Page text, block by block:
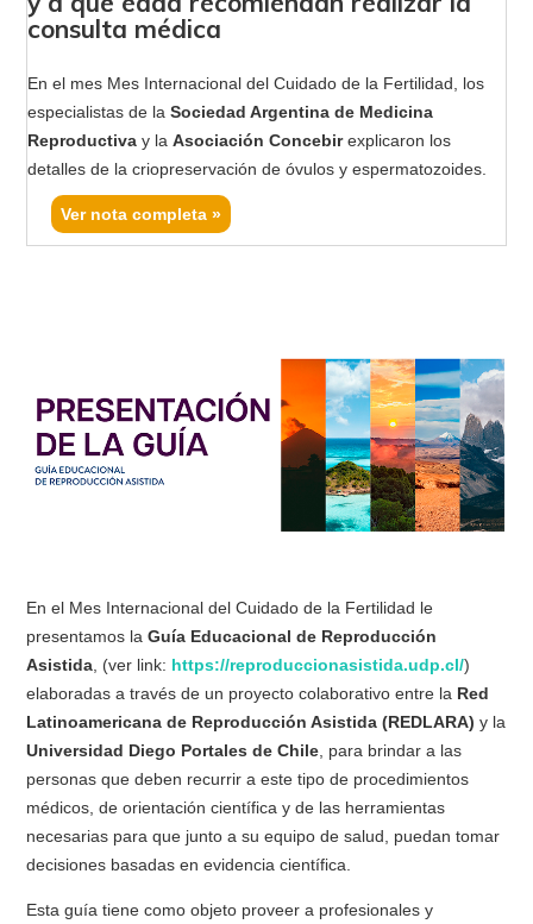
consulta médica
En el mes Mes Internacional del Cuidado de la Fertilidad, los
especialistas de laSociedad Argentina de Medicina
Reproductiva y laAsociación Concebirexplicaron los
detalles de la criopreservación de óvulos y espermatozoides.
Ver nota completa »
En el Mes Internacional del Cuidado de la Fertilidad le
presentamos laGuía Educacional de Reproducción
Asistida, (ver link: https://reproduccionasistida.udp.cl/)
elaboradas a través de un proyecto colaborativo entre la Red
Latinoamericana de Reproducción Asistida (REDLARA) y la
Universidad Diego Portales de Chile, para brindar a las
personas que deben recurrir a este tipo de procedimientos
médicos, de orientación científica y de las herramientas
necesarias para que junto a su equipo de salud, puedan tomar
decisiones basadas en evidencia científica.
Esta guía tiene como objeto proveer a profesionales y